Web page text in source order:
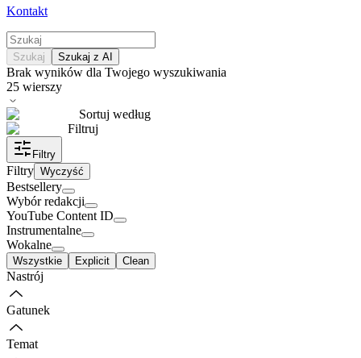
Kontakt
Szukaj Szukaj z AI
Brak wyników dla Twojego wyszukiwania
25 wierszy
Sortuj według
Filtruj
Filtry
Filtry Wyczyść
Bestsellery
Wybór redakcji
YouTube Content ID
Instrumentalne
Wokalne
Wszystkie Explicit Clean
Nastrój
Gatunek
Temat